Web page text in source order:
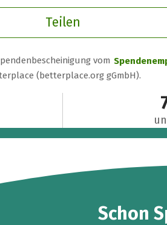
Teilen
vom
(betterplace.org gGmbH).
Schon